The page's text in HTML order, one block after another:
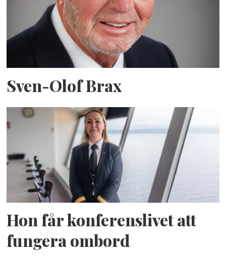
Sven-Olof Brax
Hon får konferenslivet att
fungera ombord